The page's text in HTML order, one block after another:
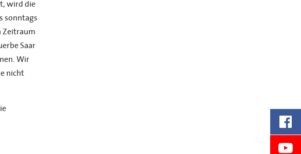
wird die
sonntags
Zeitraum
Saar
Wir
nicht